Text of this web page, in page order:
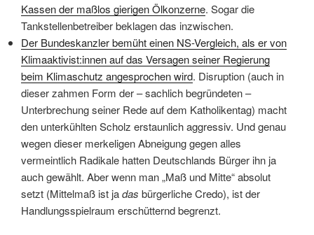
Kassen der maßlos gierigen Ölkonzerne. Sogar die
Tankstellenbetreiber beklagen das inzwischen.
Der Bundeskanzler bemüht einen NS-Vergleich, als er von
Klimaaktivist:innen auf das Versagen seiner Regierung
beim Klimaschutz angesprochen wird. Disruption (auch in
dieser zahmen Form der – sachlich begründeten –
Unterbrechung seiner Rede auf dem Katholikentag) macht
den unterkühlten Scholz erstaunlich aggressiv. Und genau
wegen dieser merkeligen Abneigung gegen alles
vermeintlich Radikale hatten Deutschlands Bürger ihn ja
auch gewählt. Aber wenn man „Maß und Mitte“ absolut
setzt (Mittelmaß ist jadas bürgerliche Credo), ist der
Handlungsspielraum erschütternd begrenzt.